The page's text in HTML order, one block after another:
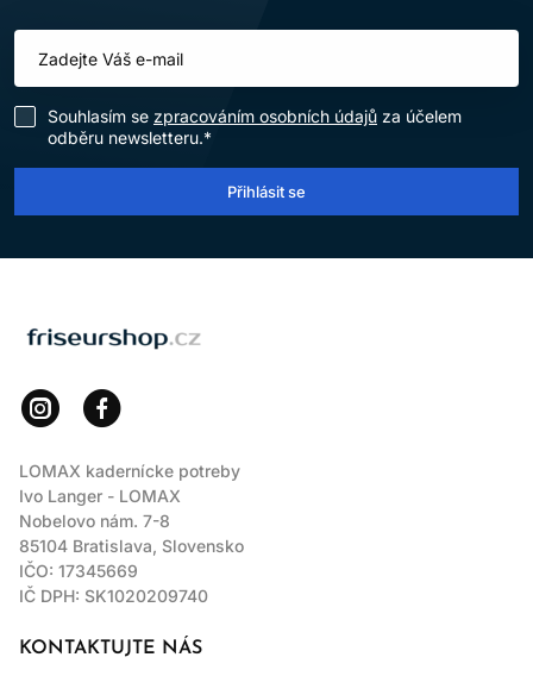
Souhlasím se zpracováním osobních údajů za účelem
odběru newsletteru.*
Přihlásit se
LOMAX kadernícke potreby
Ivo Langer - LOMAX
Nobelovo nám. 7-8
85104 Bratislava, Slovensko
IČO: 17345669
IČ DPH: SK1020209740
KONTAKTUJTE NÁS